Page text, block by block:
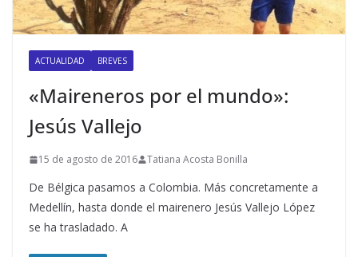
ACTUALIDAD BREVES
«Maireneros por el mundo»:
Jesús Vallejo
15 de agosto de 2016 Tatiana Acosta Bonilla
De Bélgica pasamos a Colombia. Más concretamente a
Medellín, hasta donde el mairenero Jesús Vallejo López
se ha trasladado. A